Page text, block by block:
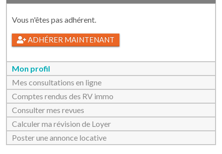
L'édito du Président
Nos Événements
Nos Services +
Nos Partenaires
Nous Contacter
Vous n'êtes pas adhérent.
ADHÉRER MAINTENANT
Mon profil
Mes consultations en ligne
Comptes rendus des RV immo
Consulter mes revues
Calculer ma révision de Loyer
Poster une annonce locative